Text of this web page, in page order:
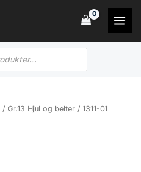
/Gr.13 Hjul og belter / 1311-01